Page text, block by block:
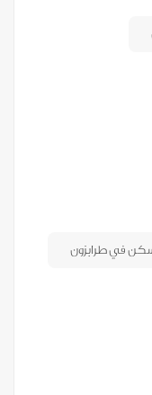
في طرابزون